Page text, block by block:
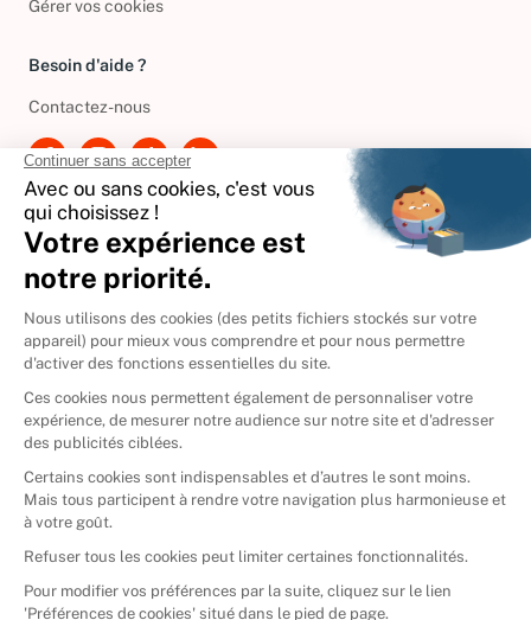
Gérer vos cookies
Besoin d'aide ?
Contactez-nous
International
🇪🇸Espagne
🇩🇪Allemagne
🇮🇹 Italie